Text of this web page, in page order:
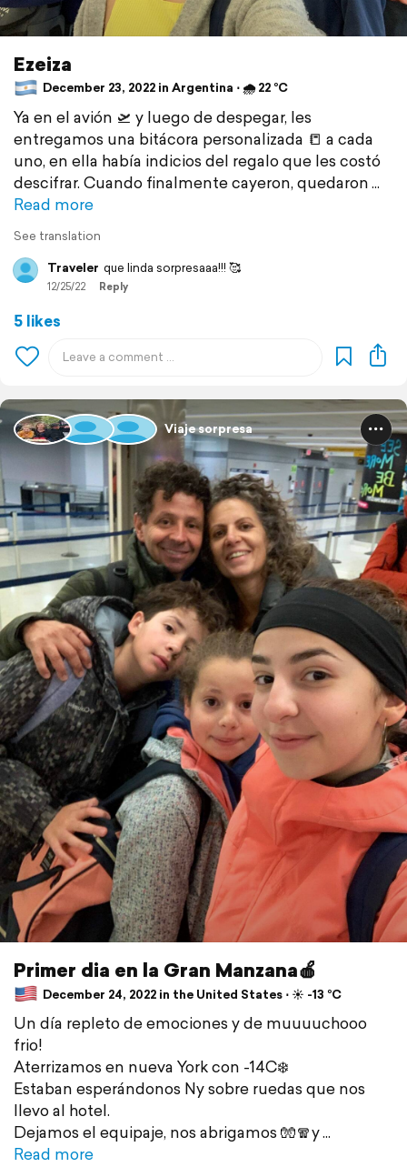
Ezeiza
December 23, 2022 in Argentina ⋅ 🌧 22 °C
Ya en el avión 🛫 y luego de despegar, les
entregamos una bitácora personalizada 📒 a cada
uno, en ella había indicios del regalo que les costó
descifrar. Cuando finalmente cayeron, quedaron
Read more
See translation
Traveler que linda sorpresaaa!!! 🥰
12/25/22 Reply
5 likes
Viaje sorpresa
Primer dia en la Gran Manzana🍎
December 24, 2022 in the United States ⋅ ☀️ -13 °C
Un día repleto de emociones y de muuuuchooo
frio!
Aterrizamos en nueva York con -14C❄️
Estaban esperándonos Ny sobre ruedas que nos
llevo al hotel.
Dejamos el equipaje, nos abrigamos 🧤🧣y
Read more